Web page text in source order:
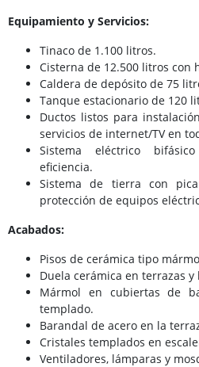
Equipamiento y Servicios:
Tinaco de 1.100 litros.
Cisterna de 12.500 litros con
Caldera de depósito de 75
Tanque estacionario de 120
Ductos listos para
servicios de internet/TV en
Sistema eléctrico
eficiencia.
Sistema de tierra con
protección de equipos
Acabados:
Pisos de cerámica tipo
Duela cerámica en terrazas y
Mármol en cubiertas de
templado.
Barandal de acero en la
Cristales templados en
Ventiladores, lámparas y